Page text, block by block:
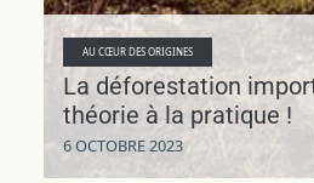
AU CŒUR DES ORIGINES
La déforestation
théorie à la pratique !
6 OCTOBRE 2023